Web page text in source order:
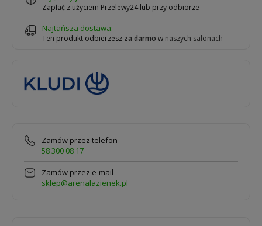
Zapłać z użyciem Przelewy24 lub przy odbiorze
Najtańsza dostawa:
Ten produkt odbierzesz za darmo w naszych salonach
Zamów przez telefon
58 300 08 17
Zamów przez e-mail
sklep@arenalazienek.pl